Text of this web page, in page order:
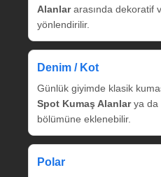
Alanlararasında dekoratif
yönlendirilir.
Denim / Kot
Günlük giyimde klasik
Spot Kumaş Alanlarya da
bölümüne eklenebilir.
Polar